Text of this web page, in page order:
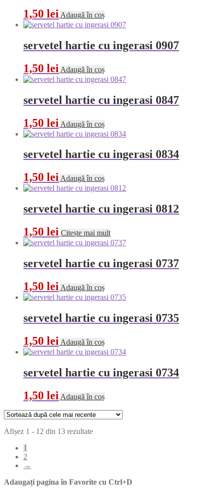
1,50 lei Adaugă în coș
servetel hartie cu ingerasi 0907
1,50 lei Adaugă în coș
servetel hartie cu ingerasi 0847
1,50 lei Adaugă în coș
servetel hartie cu ingerasi 0834
1,50 lei Adaugă în coș
servetel hartie cu ingerasi 0812
1,50 lei Citește mai mult
servetel hartie cu ingerasi 0737
1,50 lei Adaugă în coș
servetel hartie cu ingerasi 0735
1,50 lei Adaugă în coș
servetel hartie cu ingerasi 0734
1,50 lei Adaugă în coș
Afișez 1 - 12 din 13 rezultateSortat
1
2
→
Adaugați pagina în Favorite cu Ctrl+D